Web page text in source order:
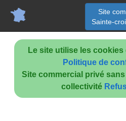
Le site utilise les
Politique de
Site commercial privé
collectivité
Site
Sainte-